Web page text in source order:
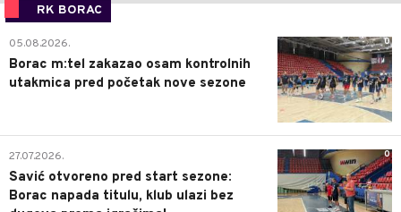
RK BORAC
0
05.08.2026.
Borac m:tel zakazao osam kontrolnih
utakmica pred početak nove sezone
0
27.07.2026.
Savić otvoreno pred start sezone:
Borac napada titulu, klub ulazi bez